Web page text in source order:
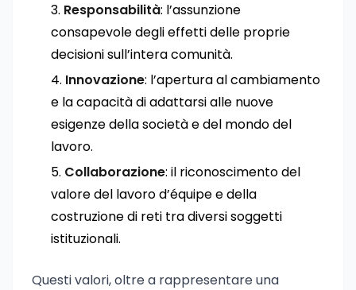
Responsabilità: l’assunzione
consapevole degli effetti delle proprie
decisioni sull’intera comunità.
Innovazione: l’apertura al cambiamento
e la capacità di adattarsi alle nuove
esigenze della società e del mondo del
lavoro.
Collaborazione: il riconoscimento del
valore del lavoro d’équipe e della
costruzione di reti tra diversi soggetti
istituzionali.
Questi valori, oltre a rappresentare una